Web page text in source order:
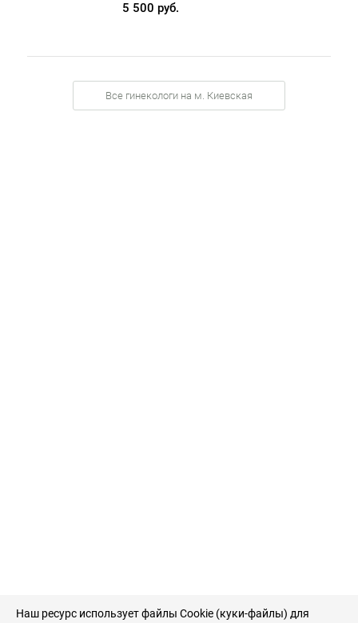
5 500 руб.
Все гинекологи на м. Киевская
Наш ресурс использует файлы Cookie (куки-файлы) для